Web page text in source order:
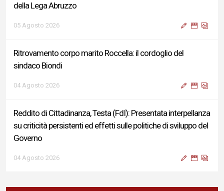
della Lega Abruzzo
05 Agosto 2026
Ritrovamento corpo marito Roccella: il cordoglio del
sindaco Biondi
04 Agosto 2026
Reddito di Cittadinanza, Testa (FdI): Presentata interpellanza
su criticità persistenti ed effetti sulle politiche di sviluppo del
Governo
04 Agosto 2026
Sigismondi, Liris e Testa: “Profondo cordoglio e vicinanza al